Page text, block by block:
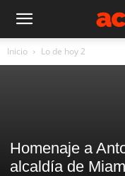
Inicio Lo de hoy 2
Homenaje a
alcaldía de